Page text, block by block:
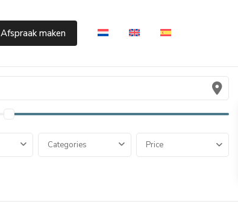
Afspraak maken
Categories Price